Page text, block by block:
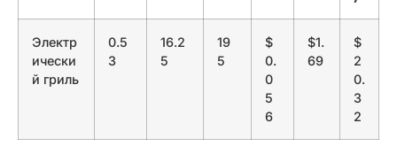
Электр
ически
й гриль
0.5
3
16.2
5
19
5
$
0.
0
5
6
$1.
69
$
2
0.
3
2